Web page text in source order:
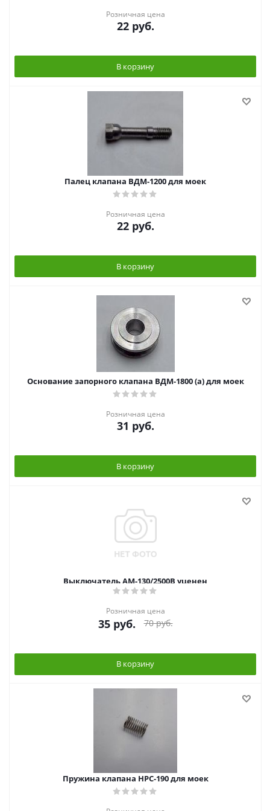
Розничная цена
22руб.
В корзину
Палец клапана ВДМ-1200 для моек
Розничная цена
22руб.
В корзину
Основание запорного клапана ВДМ-1800 (а) для моек
Розничная цена
31 руб.
В корзину
Выключатель АМ-130/2500В уценен
Розничная цена
35руб. 70руб.
В корзину
Пружина клапана HPC-190 для моек